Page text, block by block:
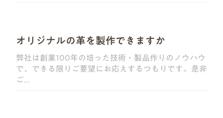
オリジナルの革を製作できますか
弊社は創業100年の培った技術・製品作りのノウハウ
で、できる限りご要望にお応えするつもりです。是非
ご...